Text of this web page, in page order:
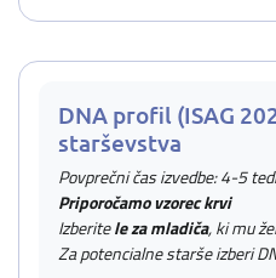
DNA profil (ISAG
starševstva
Povprečni čas izvedbe: 4-5
Priporočamo vzorec krvi
Izberitele za mladiča, ki mu
Za potencialne starše izberi